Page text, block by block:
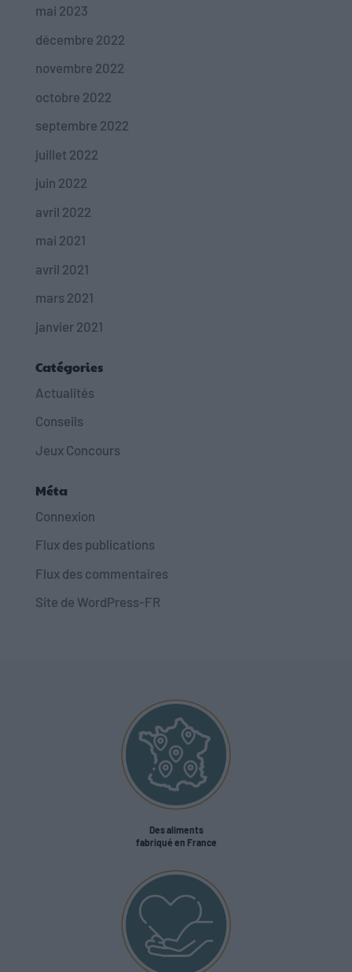
mai 2023
décembre 2022
novembre 2022
octobre 2022
septembre 2022
juillet 2022
juin 2022
avril 2022
mai 2021
avril 2021
mars 2021
janvier 2021
Catégories
Actualités
Conseils
Jeux Concours
Méta
Connexion
Flux des publications
Flux des commentaires
Site de WordPress-FR
Des aliments
fabriqué en France